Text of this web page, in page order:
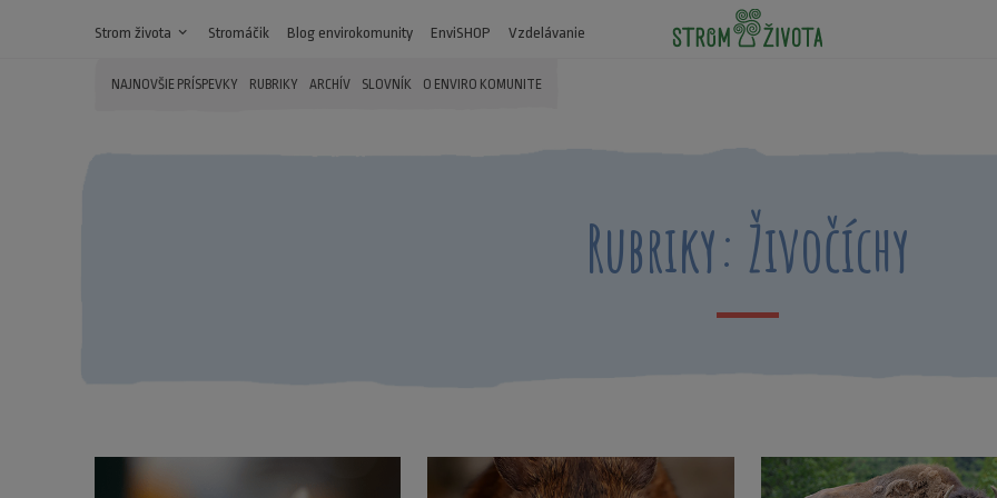
Strom života expand_more Stromáčik Blog envirokomunity EnviSHOP Vzdelávanie
NAJNOVŠIE PRÍSPEVKY RUBRIKY ARCHÍV SLOVNÍK O ENVIRO KOMUNITE
Rubriky: Živočíchy